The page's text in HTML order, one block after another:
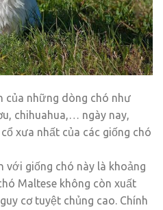
của những dòng chó như
chihuahua,… ngày nay,
xưa nhất của các giống chó
với giống chó này là khoảng
Maltese không còn xuất
cơ tuyệt chủng cao. Chính